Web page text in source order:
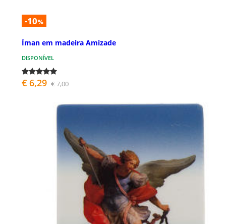
-10%
Íman em madeira Amizade
DISPONÍVEL
€ 6,29 € 7,00